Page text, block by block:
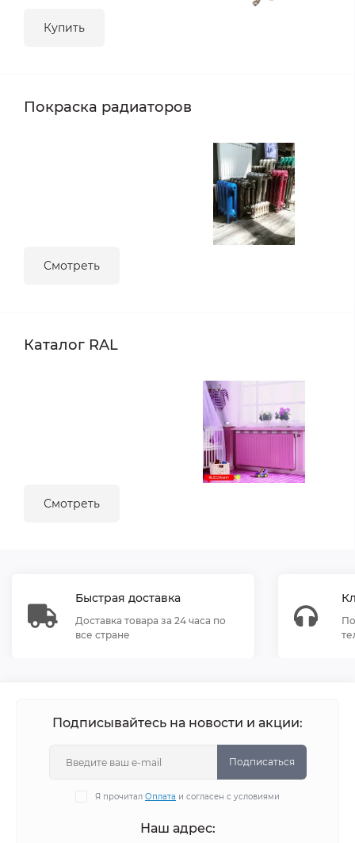
Купить
Покраска радиаторов
Смотреть
Каталог RAL
Смотреть
Быстрая доставка
Доставка товара за 24 часа по
все стране
Подписывайтесь на новости и акции:
Подписаться
Я прочитал Оплата и согласен с условиями
Наш адрес: